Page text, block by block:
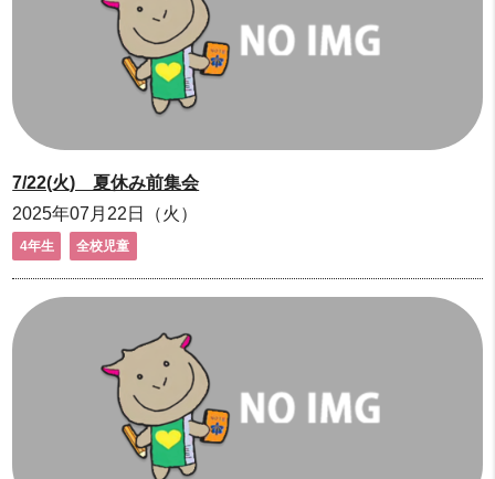
7/22(火) 夏休み前集会
2025年07月22日（火）
4年生 全校児童